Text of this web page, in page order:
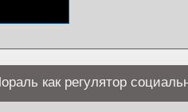
как регулятор